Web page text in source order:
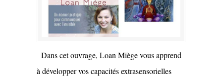
Dans cet ouvrage, Loan Miège vous apprend
à développer vos capacités extrasensorielles